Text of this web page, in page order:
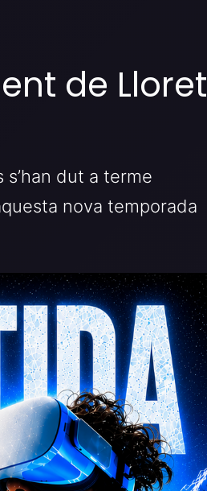
de Lloret
dut a terme
nova temporada